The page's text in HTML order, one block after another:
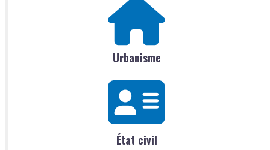
Urbanisme
État civil